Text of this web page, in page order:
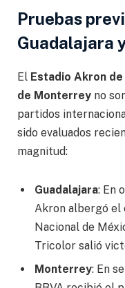
Pruebas
Guadalajara
El Estadio Akron
de Monterrey no
partidos
sido evaluados
magnitud:
Guadalajara: En
Akron albergó el
Nacional de
Tricolor salió
Monterrey: En